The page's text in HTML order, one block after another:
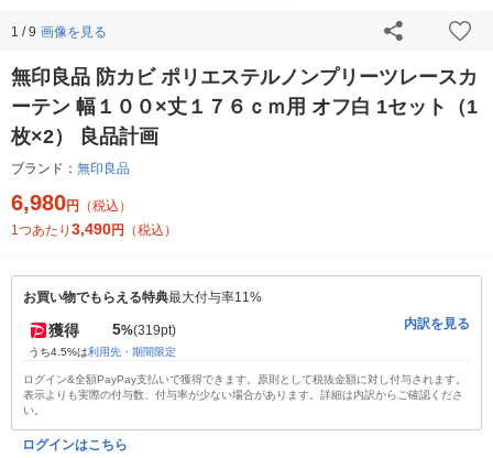
1 / 9 画像を見る
無印良品 防カビ ポリエステルノンプリーツレースカ
ーテン 幅１００×丈１７６ｃｍ用 オフ白 1セット（1
枚×2） 良品計画
ブランド： 無印良品
6,980円
（税込）
1つあたり 3,490円 （税込）
お買い物でもらえる特典最大付与率11%
獲得 5%(319pt)
うち4.5%は利用先・期間限定
内訳を見る
ログイン&全額PayPay支払いで獲得できます。原則として税抜金額に対し付与されます。
表示よりも実際の付与数、付与率が少ない場合があります。詳細は内訳からご確認くださ
い。
ログインはこちら